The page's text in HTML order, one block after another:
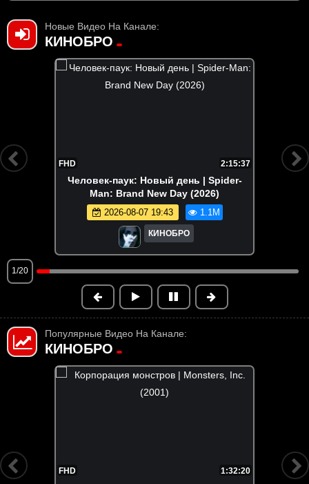
Новые Видео На Канале:
КИНОБРО
FHD 2:15:37
Человек-паук: Новый день | Spider-
Man: Brand New Day (2026)
2026-08-07 19:43 1.1M
КИНОБРО
1/20
Популярные Видео На Канале:
КИНОБРО
FHD 1:48:48